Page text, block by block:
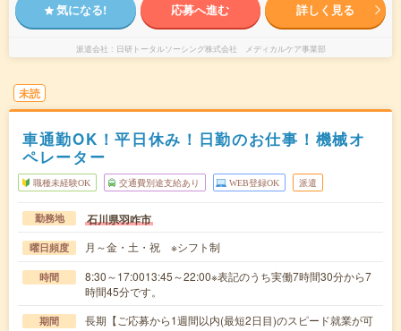
気になる! 応募へ進む 詳しく見る
派遣会社 日研トータルソーシング株式会社 メディカルケア事業部
未読
車通勤OK！平日休み！日勤のお仕事！機械オ
ペレーター
職種未経験OK 交通費別途支給あり WEB登録OK 派遣
勤務地 石川県羽咋市
曜日頻度 月～金・土・祝 ※シフト制
時間
8:30～17:0013:45～22:00※表記のうち実働7時間30分から7
時間45分です。
期間
長期【ご応募から1週間以内(最短2日目)のスピード就業が可